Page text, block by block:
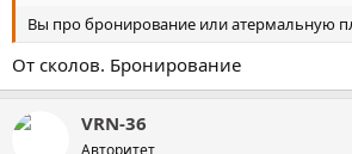
Вы про бронирование или атермальную
От сколов. Бронирование
VRN-36
Авторитет